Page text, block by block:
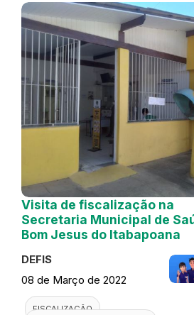
Visita de fiscalização na
Secretaria Municipal de
Bom Jesus do Itabapoana
DEFIS
08 de Março de 2022
FISCALIZAÇÃO